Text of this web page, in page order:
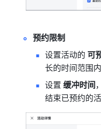
预约限制
设置活动的 可
长的时间范围
设置 缓冲时间
结束已预约的活